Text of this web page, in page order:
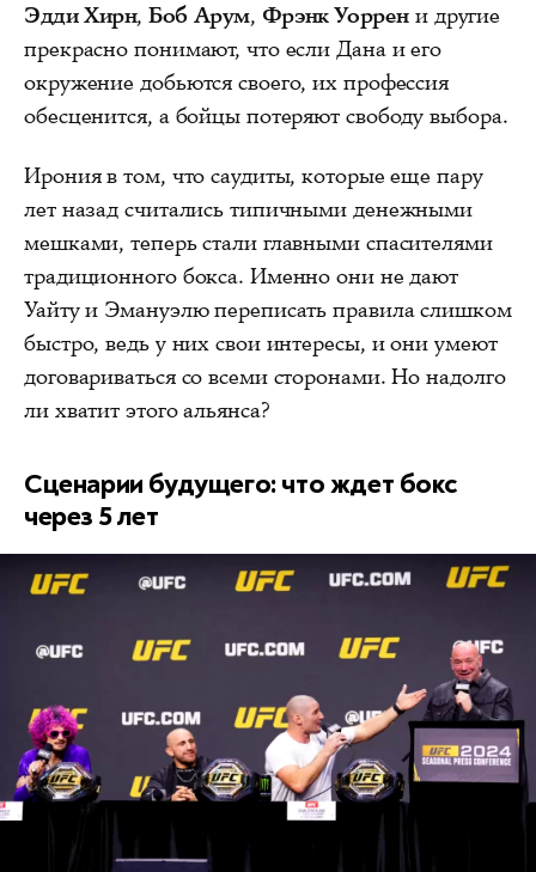
Эдди Хирн,Боб Арум, Фрэнк Уоррен и другие
прекрасно понимают, что если Дана и его
окружение добьются своего, их профессия
обесценится, а бойцы потеряют свободу выбора.
Ирония в том, что саудиты, которые еще пару
лет назад считались типичными денежными
мешками, теперь стали главными спасителями
традиционного бокса. Именно они не дают
Уайту и Эмануэлю переписать правила слишком
быстро, ведь у них свои интересы, и они умеют
договариваться со всеми сторонами. Но надолго
ли хватит этого альянса?
Сценарии будущего: что ждет бокс
через 5 лет